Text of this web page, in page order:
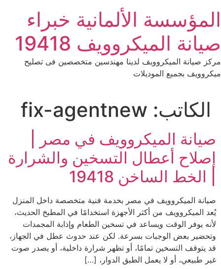
content
المؤسسة الألمانية خبراء
صيانة الميكروويف 19418
مركز صيانة الميكروويف لدينا مهندسين متخصصين فى تصليح
ميكروويف بجميع الموديلات
الكاتب: fix-agentnew
صيانة الميكروويف في مصر |
إصلاح أعطال التسخين والشرارة
| الخط الساخن 19418
صيانة الميكروويف في مصر بخدمة فنية متخصصة داخل المنزل
يُعد الميكروويف من أكثر الأجهزة استخدامًا في المطبخ الحديث،
لأنه يوفر الوقت ويساعد في تسخين الطعام وإذابة المجمدات
وتحضير بعض الوجبات بسرعة. لكن عند حدوث عطل في الجهاز،
قد يتوقف التسخين تمامًا، أو تظهر شرارة داخلية، أو يصدر صوت
غير طبيعي، أو لا يعمل الطبق الدوار، […]